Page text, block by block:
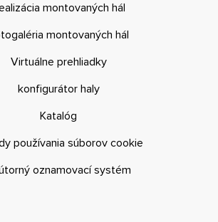
montovaných hál
montovaných hál
Virtuálne prehliadky
konfigurátor haly
Katalóg
používania súborov cookie
oznamovací systém